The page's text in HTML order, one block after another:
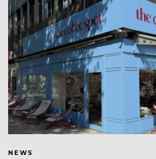
NEWS